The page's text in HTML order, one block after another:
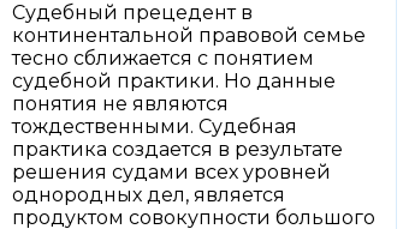
Судебный прецедент в
континентальной правовой семье
тесно сближается с понятием
судебной практики. Но данные
понятия не являются
тождественными. Судебная
практика создается в результате
решения судами всех уровней
однородных дел, является
продуктом совокупности большого